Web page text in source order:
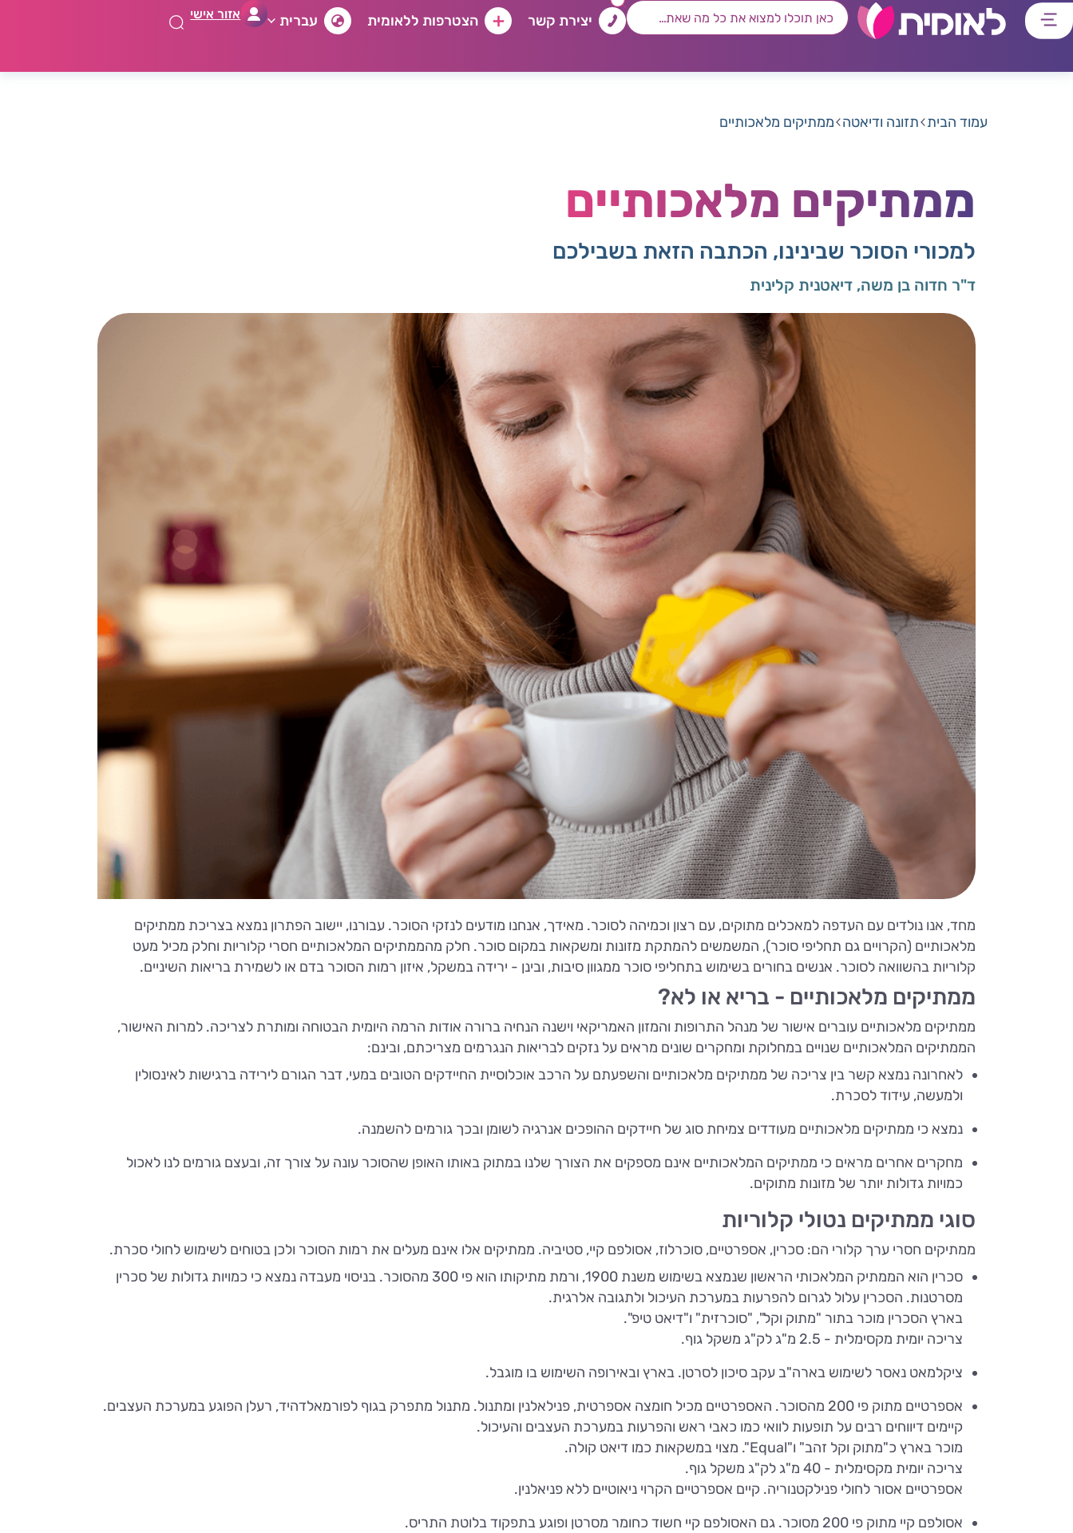
דלג
דלג
דלג
דלג
יצירת קשר הצטרפות ללאומית עברית אזור אישי
עמוד הבית תזונה ודיאטה ממתיקים מלאכותיים
ממתיקים מלאכותיים
למכורי הסוכר שבינינו, הכתבה הזאת בשבילכם
ד"ר חדוה בן משה, דיאטנית קלינית
מחד, אנו נולדים עם העדפה למאכלים מתוקים, עם רצון וכמיהה לסוכר. מאידך, אנחנו מודעים לנזקי הסוכר. עבורנו, יישוב הפתרון נמצא בצריכת ממתיקים
מלאכותיים (הקרויים גם תחליפי סוכר), המשמשים להמתקת מזונות ומשקאות במקום סוכר. חלק מהממתיקים המלאכותיים חסרי קלוריות וחלק מכיל מעט
קלוריות בהשוואה לסוכר. אנשים בחורים בשימוש בתחליפי סוכר ממגוון סיבות, ובינן - ירידה במשקל, איזון רמות הסוכר בדם או לשמירת בריאות השיניים.
ממתיקים מלאכותיים - בריא או לא?
ממתיקים מלאכותיים עוברים אישור של מנהל התרופות והמזון האמריקאי וישנה הנחיה ברורה אודות הרמה היומית הבטוחה ומותרת לצריכה. למרות האישור,
הממתיקים המלאכותיים שנויים במחלוקת ומחקרים שונים מראים על נזקים לבריאות הנגרמים מצריכתם, ובינם:
לאחרונה נמצא קשר בין צריכה של ממתיקים מלאכותיים והשפעתם על הרכב אוכלוסיית החיידקים הטובים במעי, דבר הגורם לירידה ברגישות לאינסולין
ולמעשה, עידוד לסכרת.
נמצא כי ממתיקים מלאכותיים מעודדים צמיחת סוג של חיידקים ההופכים אנרגיה לשומן ובכך גורמים להשמנה.
מחקרים אחרים מראים כי ממתיקים המלאכותיים אינם מספקים את הצורך שלנו במתוק באותו האופן שהסוכר עונה על צורך זה, ובעצם גורמים לנו לאכול
כמויות גדולות יותר של מזונות מתוקים.
סוגי ממתיקים נטולי קלוריות
ממתיקים חסרי ערך קלורי הם: סכרין, אספרטיים, סוכרלוז, אסולפם קיי, סטיביה. ממתיקים אלו אינם מעלים את רמות הסוכר ולכן בטוחים לשימוש לחולי סכרת.
סכרין הוא הממתיק המלאכותי הראשון שנמצא בשימוש משנת 1900, ורמת מתיקותו הוא פי 300 מהסוכר. בניסוי מעבדה נמצא כי כמויות גדולות של סכרין
מסרטנות. הסכרין עלול לגרום להפרעות במערכת העיכול ולתגובה אלרגית.
בארץ הסכרין מוכר בתור "מתוק וקל", "סוכרזית" ו"דיאט טיפ".
צריכה יומית מקסימלית - 2.5 מ"ג לק"ג משקל גוף.
ציקלמאט נאסר לשימוש בארה"ב עקב סיכון לסרטן. בארץ ובאירופה השימוש בו מוגבל.
אספרטיים מתוק פי 200 מהסוכר. האספרטיים מכיל חומצה אספרטית, פנילאלנין ומתנול. מתנול מתפרק בגוף לפורמאלדהיד, רעלן הפוגע במערכת העצבים.
קיימים דיווחים רבים על תופעות לוואי כמו כאבי ראש והפרעות במערכת העצבים והעיכול.
מוכר בארץ כ"מתוק וקל זהב" ו"Equal". מצוי במשקאות כמו דיאט קולה.
צריכה יומית מקסימלית - 40 מ"ג לק"ג משקל גוף.
אספרטיים אסור לחולי פנילקטנוריה. קיים אספרטיים הקרוי ניאוטיים ללא פניאלנין.
אסולפם קיי מתוק פי 200 מסוכר. גם האסולפם קיי חשוד כחומר מסרטן ופוגע בתפקוד בלוטת התריס.